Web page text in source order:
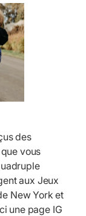
des
vous
aux Jeux
New York et
une page IG